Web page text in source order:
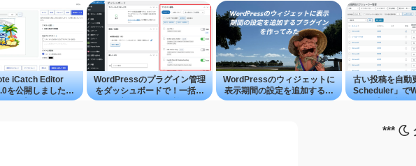
iCatch Editor
を公開しました
上で画像の作
WordPressのプラグイン管理
をダッシュボードで！一括操
作・更新もできる便利ツール
WordPressのウィジェットに
表示期間の設定を追加するプ
ラグイン
古い投稿を自動
Scheduler」で
事を簡単
***